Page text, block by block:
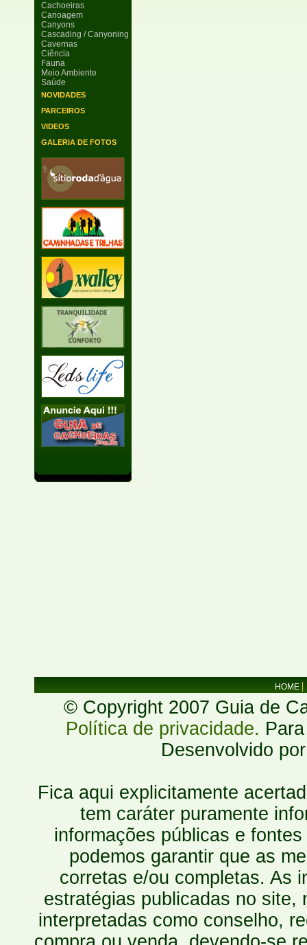
Cachoeiras
Canoagem
Canyons
Cascading / Canyoning
Cavernas
Ciência
Fauna
Meio Ambiente
Saúde
NOVIDADES
PARCEIROS
VIDEOS
GALERIA DE FOTOS
HOME
© Copyright 2007 Guia de
Política de privacidade.
Desenvolvido
Fica aqui explicitamente
tem caráter puramente
informações públicas e
podemos garantir que as
corretas e/ou completas. As
estratégias publicadas no site,
interpretadas como conselho,